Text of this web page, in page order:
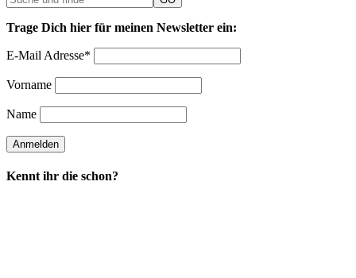
Trage Dich hier für meinen Newsletter ein:
E-Mail Adresse*
Vorname
Name
Kennt ihr die schon?